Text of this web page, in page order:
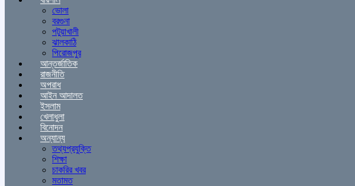
ভোলা
বরগুনা
পটুয়াখালী
ঝালকাঠি
পিরোজপুর
আন্তর্জাতিক
রাজনীতি
অপরাধ
আইন আদালত
ইসলাম
খেলাধুলা
বিনোদন
অন্যান্য
তথ্যপ্রযুক্তি
শিক্ষা
চাকরির খবর
মতামত